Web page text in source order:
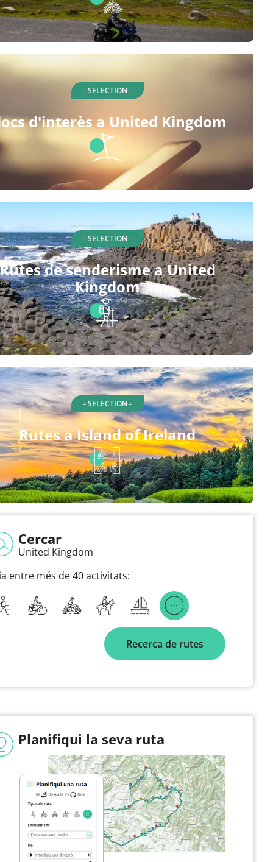
- SELECTION -
d'interès a United Kingdom
- SELECTION -
de senderisme a United
Kingdom
- SELECTION -
Rutes a Island of Ireland
Cercar
United Kingdom
entre més de 40 activitats:
Recerca de rutes
Planifiqui la seva ruta